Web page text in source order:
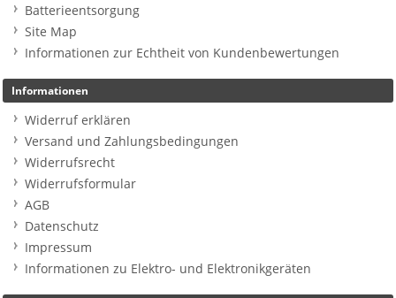
Batterieentsorgung
Site Map
Informationen zur Echtheit von Kundenbewertungen
Informationen
Widerruf erklären
Versand und Zahlungsbedingungen
Widerrufsrecht
Widerrufsformular
AGB
Datenschutz
Impressum
Informationen zu Elektro- und Elektronikgeräten